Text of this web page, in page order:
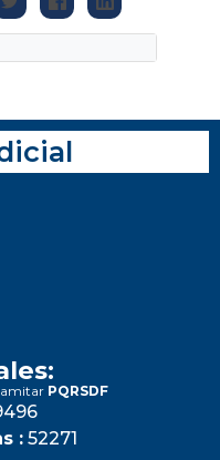
PQRSDF
: 52271